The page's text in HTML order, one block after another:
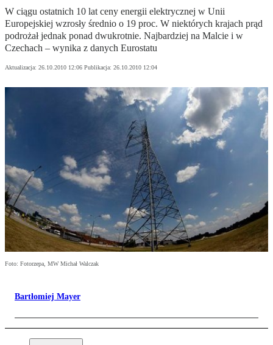
W ciągu ostatnich 10 lat ceny energii elektrycznej w Unii
Europejskiej wzrosły średnio o 19 proc. W niektórych krajach prąd
podrożał jednak ponad dwukrotnie. Najbardziej na Malcie i w
Czechach – wynika z danych Eurostatu
Aktualizacja: 26.10.2010 12:06 Publikacja: 26.10.2010 12:04
Foto: Fotorzepa, MW Michał Walczak
Bartłomiej Mayer